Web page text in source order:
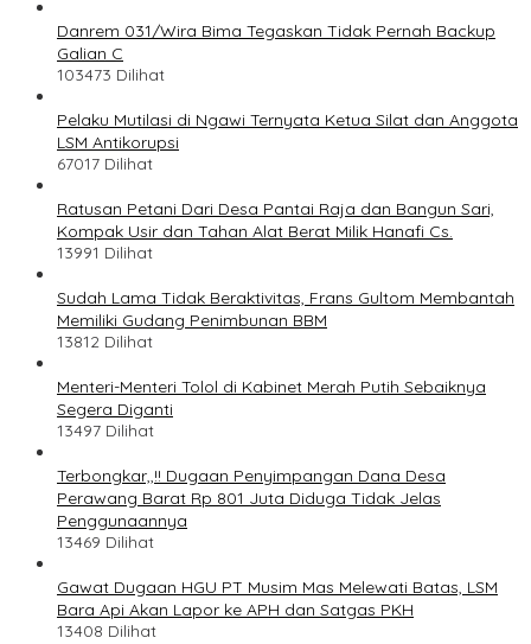
Danrem 031/Wira Bima Tegaskan Tidak Pernah Backup
Galian C
103473 Dilihat
Pelaku Mutilasi di Ngawi Ternyata Ketua Silat dan Anggota
LSM Antikorupsi
67017 Dilihat
Ratusan Petani Dari Desa Pantai Raja dan Bangun Sari,
Kompak Usir dan Tahan Alat Berat Milik Hanafi Cs.
13991 Dilihat
Sudah Lama Tidak Beraktivitas, Frans Gultom Membantah
Memiliki Gudang Penimbunan BBM
13812 Dilihat
Menteri-Menteri Tolol di Kabinet Merah Putih Sebaiknya
Segera Diganti
13497 Dilihat
Terbongkar,,!! Dugaan Penyimpangan Dana Desa
Perawang Barat Rp 801 Juta Diduga Tidak Jelas
Penggunaannya
13469 Dilihat
Gawat Dugaan HGU PT Musim Mas Melewati Batas, LSM
Bara Api Akan Lapor ke APH dan Satgas PKH
13408 Dilihat